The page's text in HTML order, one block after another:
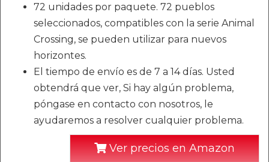
72 unidades por paquete. 72 pueblos
seleccionados, compatibles con la serie Animal
Crossing, se pueden utilizar para nuevos
horizontes.
El tiempo de envío es de 7 a 14 días. Usted
obtendrá que ver, Si hay algún problema,
póngase en contacto con nosotros, le
ayudaremos a resolver cualquier problema.
Ver precios en Amazon